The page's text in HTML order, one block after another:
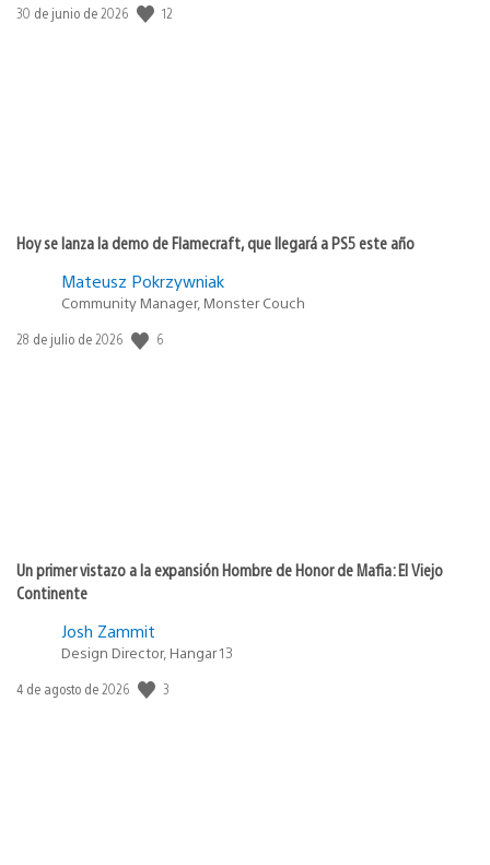
Fecha
30 de junio de 2026 12
Hoy se lanza la demo de Flamecraft, que llegará a PS5 este año
Mateusz Pokrzywniak
Community Manager, Monster Couch
Fecha
28 de julio de 2026 6
Un primer vistazo a la expansión Hombre de Honor de Mafia: El Viejo
Continente
Josh Zammit
Design Director, Hangar 13
Fecha
4 de agosto de 2026 3